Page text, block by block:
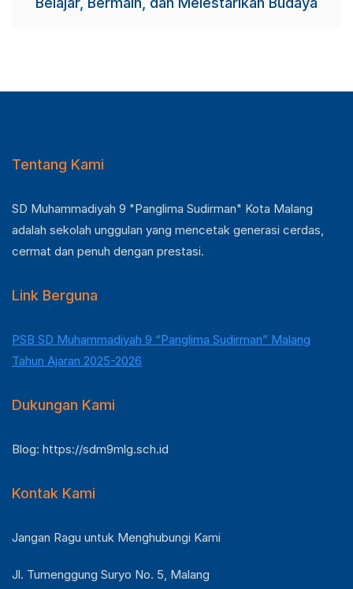
Tentang Kami
SD Muhammadiyah 9 "Panglima Sudirman" Kota Malang
adalah sekolah unggulan yang mencetak generasi cerdas,
cermat dan penuh dengan prestasi.
Link Berguna
PSB SD Muhammadiyah 9 “Panglima Sudirman” Malang
Tahun Ajaran 2025-2026
Dukungan Kami
Blog: https://sdm9mlg.sch.id
Kontak Kami
Jangan Ragu untuk Menghubungi Kami
Jl. Tumenggung Suryo No. 5, Malang